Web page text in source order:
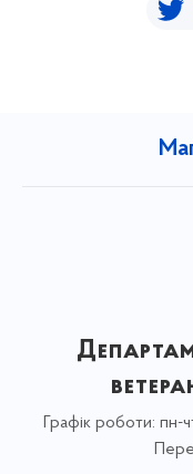
Графік роботи: